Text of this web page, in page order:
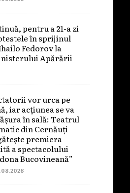
pentru a 21-a zi
în sprijinul
Fedorov la
Apărării
vor urca pe
iar acțiunea se va
în sală: Teatrul
din Cernăuți
premiera
a spectacolului
Bucovineană”